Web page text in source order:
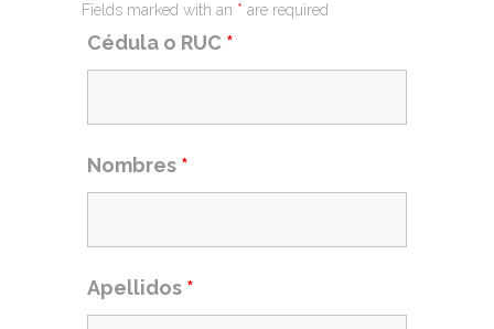
Fields marked with an * are required
Cédula o RUC *
Nombres *
Apellidos *